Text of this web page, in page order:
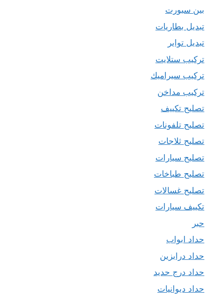
بين سبورت
تبديل بطاريات
تبديل تواير
تركيب ستلايت
تركيب سيراميك
تركيب مداخن
تصليح تكييف
تصليح تلفونات
تصليح ثلاجات
تصليح سيارات
تصليح طباخات
تصليح غسالات
تكييف سيارات
حبر
حداد ابواب
حداد درابزين
حداد درج حديد
حداد ديوانيات